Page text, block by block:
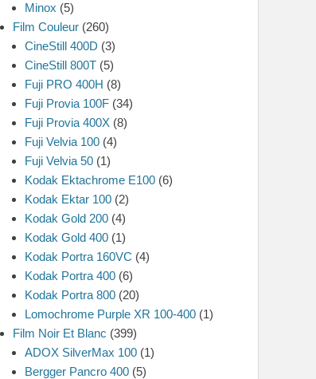
Minox (5)
Film Couleur (260)
CineStill 400D (3)
CineStill 800T (5)
Fuji PRO 400H (8)
Fuji Provia 100F (34)
Fuji Provia 400X (8)
Fuji Velvia 100 (4)
Fuji Velvia 50 (1)
Kodak Ektachrome E100 (6)
Kodak Ektar 100 (2)
Kodak Gold 200 (4)
Kodak Gold 400 (1)
Kodak Portra 160VC (4)
Kodak Portra 400 (6)
Kodak Portra 800 (20)
Lomochrome Purple XR 100-400 (1)
Film Noir Et Blanc (399)
ADOX SilverMax 100 (1)
Bergger Pancro 400 (5)